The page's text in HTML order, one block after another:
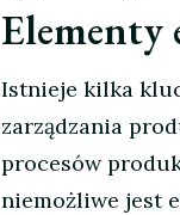
Elementy
Istnieje kilka
zarządzania
procesów
niemożliwe jest